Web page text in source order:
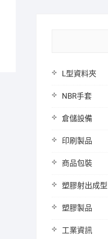
L型資料夾
NBR手套
倉儲設備
印刷製品
商品包裝
塑膠射出成型
塑膠製品
工業資訊